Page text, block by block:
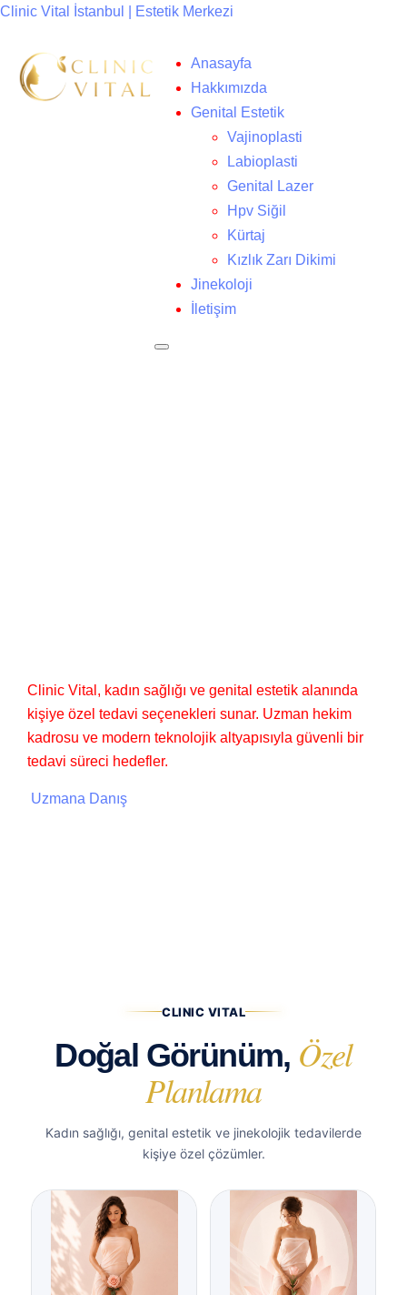
Clinic Vital İstanbul | Estetik Merkezi
Anasayfa
Hakkımızda
Genital Estetik
Vajinoplasti
Labioplasti
Genital Lazer
Hpv Siğil
Kürtaj
Kızlık Zarı Dikimi
Jinekoloji
İletişim
Clinic Vital, kadın sağlığı ve genital estetik alanında
kişiye özel tedavi seçenekleri sunar. Uzman hekim
kadrosu ve modern teknolojik altyapısıyla güvenli bir
tedavi süreci hedefler.
Uzmana Danış
CLINIC VITAL
Doğal Görünüm, Özel
Planlama
Kadın sağlığı, genital estetik ve jinekolojik tedavilerde
kişiye özel çözümler.